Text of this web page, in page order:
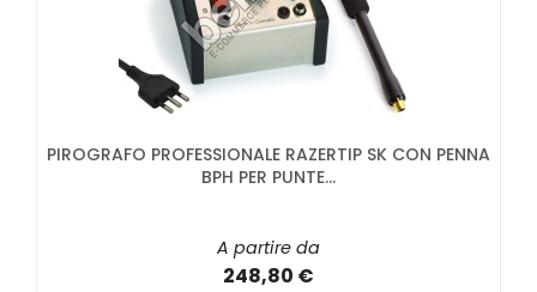
PIROGRAFO PROFESSIONALE RAZERTIP SK CON PENNA
BPH PER PUNTE...
A partire da
248,80 €